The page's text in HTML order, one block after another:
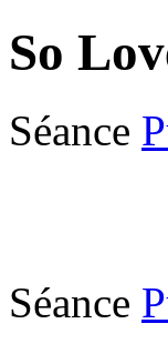
So
Séance
Séance